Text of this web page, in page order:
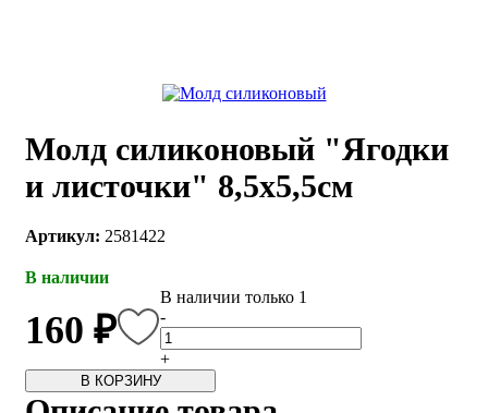
Молд силиконовый "Ягодки
и листочки" 8,5х5,5см
Артикул: 2581422
В наличии
160 ₽
В наличии только 1
-
+
В КОРЗИНУ